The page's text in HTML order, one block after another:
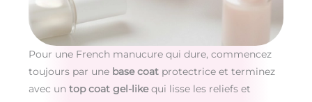
Pour une French manucure qui dure, commencez
toujours par une base coatprotectrice et terminez
avec un top coat gel-likequi lisse les reliefs et